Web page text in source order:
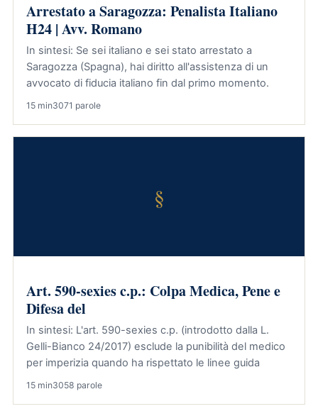
Arrestato a Saragozza: Penalista Italiano
H24 | Avv. Romano
In sintesi: Se sei italiano e sei stato arrestato a
Saragozza (Spagna), hai diritto all'assistenza di un
avvocato di fiducia italiano fin dal primo momento.
15 min3071 parole
§
Art. 590-sexies c.p.: Colpa Medica, Pene e
Difesa del
In sintesi: L'art. 590-sexies c.p. (introdotto dalla L.
Gelli-Bianco 24/2017) esclude la punibilità del medico
per imperizia quando ha rispettato le linee guida
15 min3058 parole